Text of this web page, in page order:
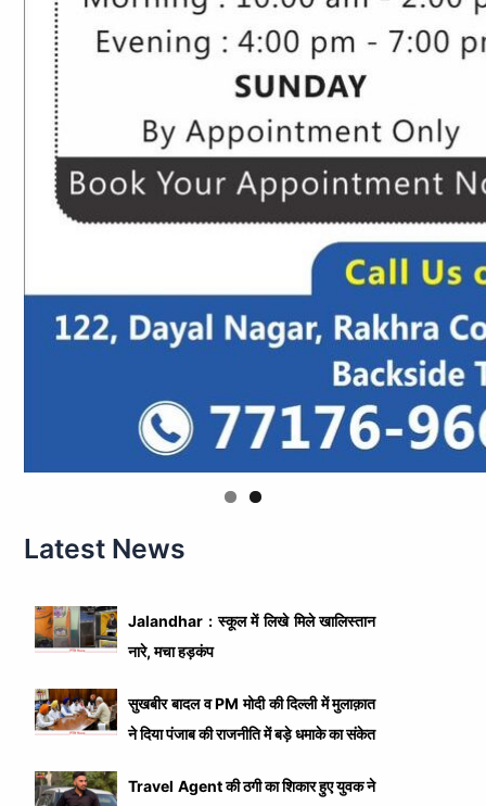
Latest News
Jalandhar : स्कूल में लिखे मिले खालिस्तान
नारे, मचा हड़कंप
सुखबीर बादल व PM मोदी की दिल्ली में मुलाक़ात
ने दिया पंजाब की राजनीति में बड़े धमाके का संकेत
Travel Agent की ठगी का शिकार हुए युवक ने